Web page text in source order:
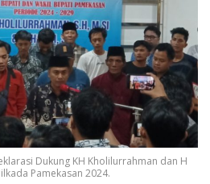
Dukung KH Kholilurrahman dan H
Pamekasan 2024.